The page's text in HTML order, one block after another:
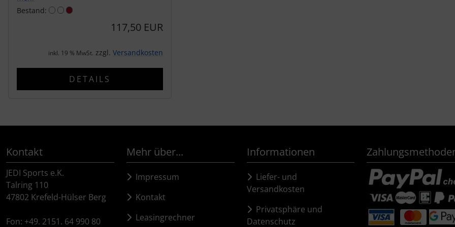
Bestand:
117,50 EUR
inkl. 19 % MwSt. zzgl. Versandkosten
DETAILS
Kontakt
JEDI Sports e.K.
Talring 110
47802 Krefeld-Hülser Berg
Fon: +49. 2151. 64 990 80
Mehr über...
Impressum
Kontakt
Leasingrechner
Informationen
Liefer- und
Versandkosten
Privatsphäre und
Datenschutz
SRM
Stronglight
THM Carbones